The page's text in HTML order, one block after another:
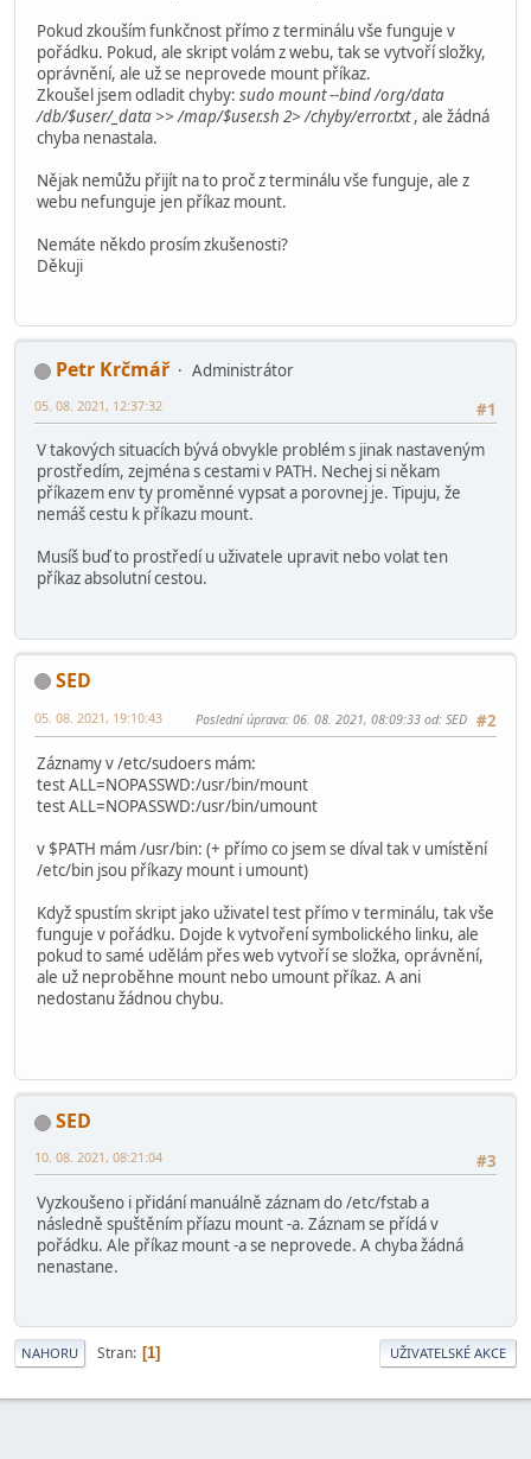
Pokud zkouším funkčnost přímo z terminálu vše funguje v
pořádku. Pokud, ale skript volám z webu, tak se vytvoří složky,
oprávnění, ale už se neprovede mount příkaz.
Zkoušel jsem odladit chyby: sudo mount --bind /org/data
/db/$user/_data >> /map/$user.sh 2> /chyby/error.txt, ale žádná
chyba nenastala.
Nějak nemůžu přijít na to proč z terminálu vše funguje, ale z
webu nefunguje jen příkaz mount.
Nemáte někdo prosím zkušenosti?
Děkuji
Petr Krčmář
Administrátor
#1
05. 08. 2021, 12:37:32
V takových situacích bývá obvykle problém s jinak nastaveným
prostředím, zejména s cestami v PATH. Nechej si někam
příkazem env ty proměnné vypsat a porovnej je. Tipuju, že
nemáš cestu k příkazu mount.
Musíš buď to prostředí u uživatele upravit nebo volat ten
příkaz absolutní cestou.
SED
#2
05. 08. 2021, 19:10:43 Poslední úprava: 06. 08. 2021, 08:09:33 od: SED
Záznamy v /etc/sudoers mám:
test ALL=NOPASSWD:/usr/bin/mount
test ALL=NOPASSWD:/usr/bin/umount
v $PATH mám /usr/bin: (+ přímo co jsem se díval tak v umístění
/etc/bin jsou příkazy mount i umount)
Když spustím skript jako uživatel test přímo v terminálu, tak vše
funguje v pořádku. Dojde k vytvoření symbolického linku, ale
pokud to samé udělám přes web vytvoří se složka, oprávnění,
ale už neproběhne mount nebo umount příkaz. A ani
nedostanu žádnou chybu.
SED
#3
10. 08. 2021, 08:21:04
Vyzkoušeno i přidání manuálně záznam do /etc/fstab a
následně spuštěním příazu mount -a. Záznam se přídá v
pořádku. Ale příkaz mount -a se neprovede. A chyba žádná
nenastane.
NAHORU Stran 1 UŽIVATELSKÉ AKCE